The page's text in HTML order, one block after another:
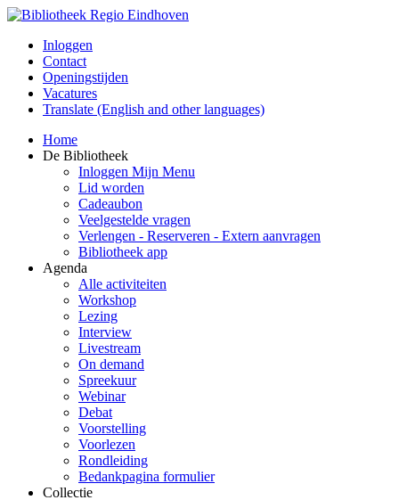
Inloggen
Contact
Openingstijden
Vacatures
Translate (English and other languages)
Home
De Bibliotheek
Inloggen Mijn Menu
Lid worden
Cadeaubon
Veelgestelde vragen
Verlengen - Reserveren - Extern aanvragen
Bibliotheek app
Agenda
Alle activiteiten
Workshop
Lezing
Interview
Livestream
On demand
Spreekuur
Webinar
Debat
Voorstelling
Voorlezen
Rondleiding
Bedankpagina formulier
Collectie